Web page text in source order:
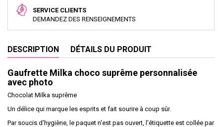
SERVICE CLIENTS
DEMANDEZ DES RENSEIGNEMENTS
DESCRIPTION DÉTAILS DU PRODUIT
Gaufrette Milka choco suprême personnalisée
avec photo
Chocolat Milka suprême
Un délice qui marque les esprits et fait sourire à coup sûr.
Par soucis d'hygiène, le paquet n'est pas ouvert, l'étiquette est collée par